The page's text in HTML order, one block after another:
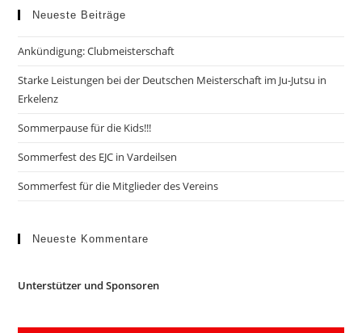
Neueste Beiträge
Ankündigung: Clubmeisterschaft
Starke Leistungen bei der Deutschen Meisterschaft im Ju-Jutsu in
Erkelenz
Sommerpause für die Kids!!!
Sommerfest des EJC in Vardeilsen
Sommerfest für die Mitglieder des Vereins
Neueste Kommentare
Unterstützer und Sponsoren